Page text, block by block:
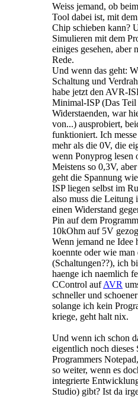
Weiss jemand, ob beim
Tool dabei ist, mit
Chip schieben kann?
Simulieren mit dem
einiges gesehen,
Rede.
Und wenn das geht:
Schaltung und
habe jetzt den AVR-
Minimal-ISP (Das
Widerstaenden, war
von...) ausprobiert,
funktioniert. Ich
mehr als die 0V, die
wenn Ponyprog lesen
Meistens so 0,3V,
geht die Spannung
ISP liegen selbst im
also muss die Leitung
einen Widerstand
Pin auf dem
10kOhm auf 5V
Wenn jemand ne Idee
koennte oder wie man
(Schaltungen??), ich
haenge ich naemlich
CControl aufAVR
schneller und
solange ich kein
kriege, geht halt nix.
Und wenn ich schon
eigentlich noch dieses
Programmers
so weiter, wenn es
integrierte
Studio) gibt? Ist da